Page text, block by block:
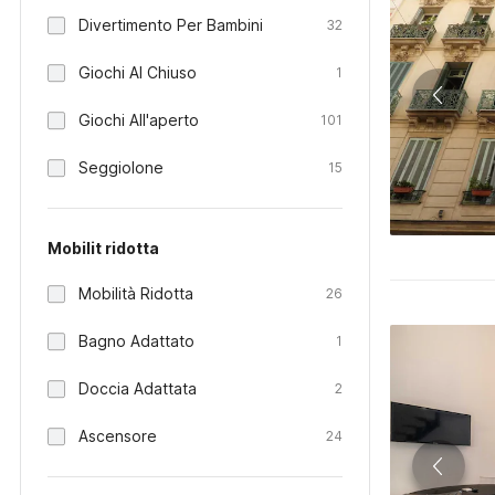
Divertimento Per Bambini 32
Giochi Al Chiuso 1
Giochi All'aperto 101
Seggiolone 15
Mobilit ridotta
Mobilità Ridotta 26
Bagno Adattato 1
Doccia Adattata 2
Ascensore 24